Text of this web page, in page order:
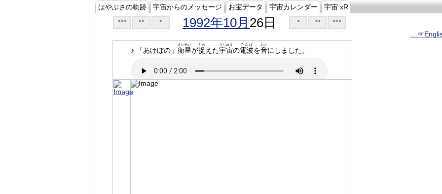
はやぶさの軌跡 宇宙からのメッセージ お宝データ 宇宙カレンダー 宇宙 xR
<<< << < 1992年10月 26日 > >> >>>
♪ 「あけぼの」 衛星
えいせい
が捉
とら
えた宇宙
うちゅう
の電波
でんぱ
を音
おと
にしました。